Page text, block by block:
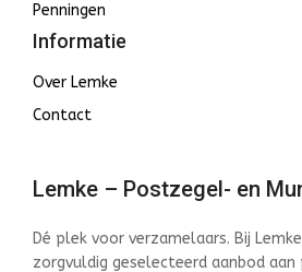
Penningen
Informatie
Over Lemke
Contact
Lemke – Postzegel- en
Dé plek voor verzamelaars. Bij
zorgvuldig geselecteerd aanbod